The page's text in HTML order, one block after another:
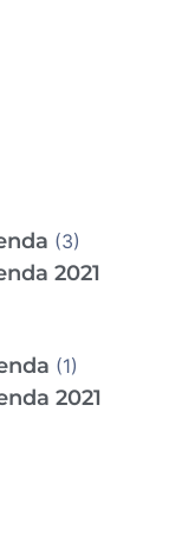
(3)
2021
(1)
2021